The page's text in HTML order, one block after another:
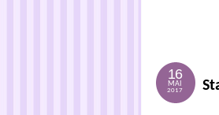
16
MAI
2017